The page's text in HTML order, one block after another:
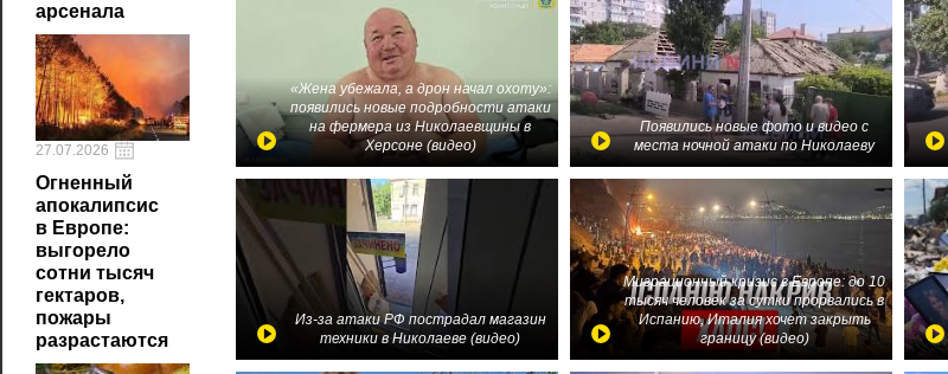
арсенала
27.07.2026
Огненный
апокалипсис
в Европе:
выгорело
сотни тысяч
гектаров,
пожары
разрастаются
«Жена убежала, а дрон начал охоту»:
появились новые подробности атаки
на фермера из Николаевщины в
Херсоне (видео)
Появились новые фото и видео с
места ночной атаки по Николаеву
Из-за атаки РФ пострадал магазин
техники в Николаеве (видео)
Миграционный кризис в Европе: до 10
тысяч человек за сутки прорвались в
Испанию, Италия хочет закрыть
границу (видео)